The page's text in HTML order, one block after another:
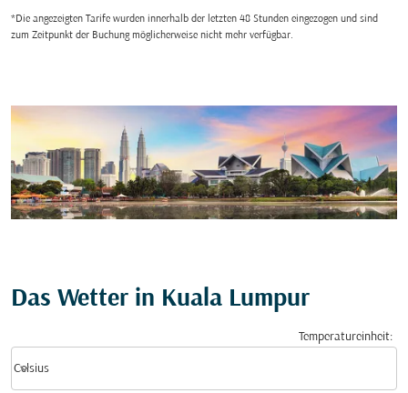
*Die angezeigten Tarife wurden innerhalb der letzten 48 Stunden eingezogen und sind
zum Zeitpunkt der Buchung möglicherweise nicht mehr verfügbar.
Das Wetter in Kuala Lumpur
Temperatureinheit:
Celsius
keyboard_arrow_down